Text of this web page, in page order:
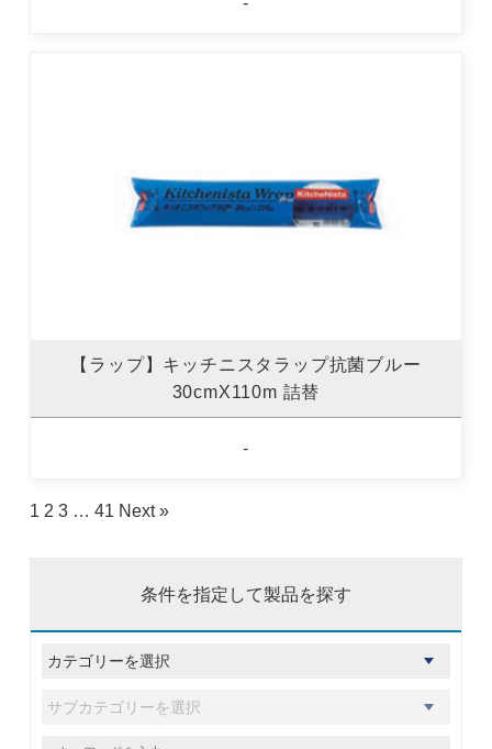
【ラップ】キッチニスタラップ抗菌ブルー
30cmX110m 詰替
-
1 2 3 … 41 Next »
条件を指定して製品を探す